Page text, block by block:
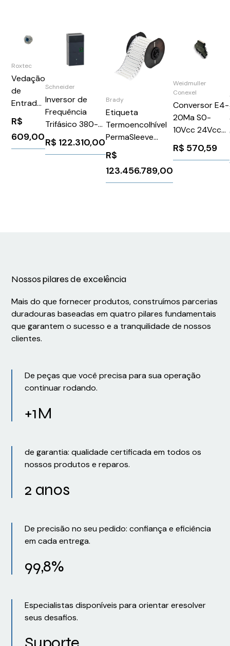
Roxtec
Vedação
de
Entrada
de Cabo
C RS T
25
R$
609,00
Schneider
Inversor de
Frequência
Trifásico 380-
480V 616A
450CV
R$ 122.310,00
Brady
Etiqueta
Termoencolhível
PermaSleeve
Brady B33D-125-
2-342-2
R$
123.456.789,00
Weidmuller
Conexel
Conversor E4-
20Ma S0-
10Vcc 24Vcc
Dk6
C9055916000
R$ 570,59
Nossos pilares de excelência
Mais do que fornecer produtos, construímos parcerias
duradouras baseadas em quatro pilares fundamentais
que garantem o sucesso e a tranquilidade de nossos
clientes.
De peças que você precisa para sua operação
continuar rodando.
+1M
de garantia: qualidade certificada em todos os
nossos produtos e reparos.
2 anos
De precisão no seu pedido: confiança e eficiência
em cada entrega.
99,8%
Especialistas disponíveis para orientar eresolver
seus desafios.